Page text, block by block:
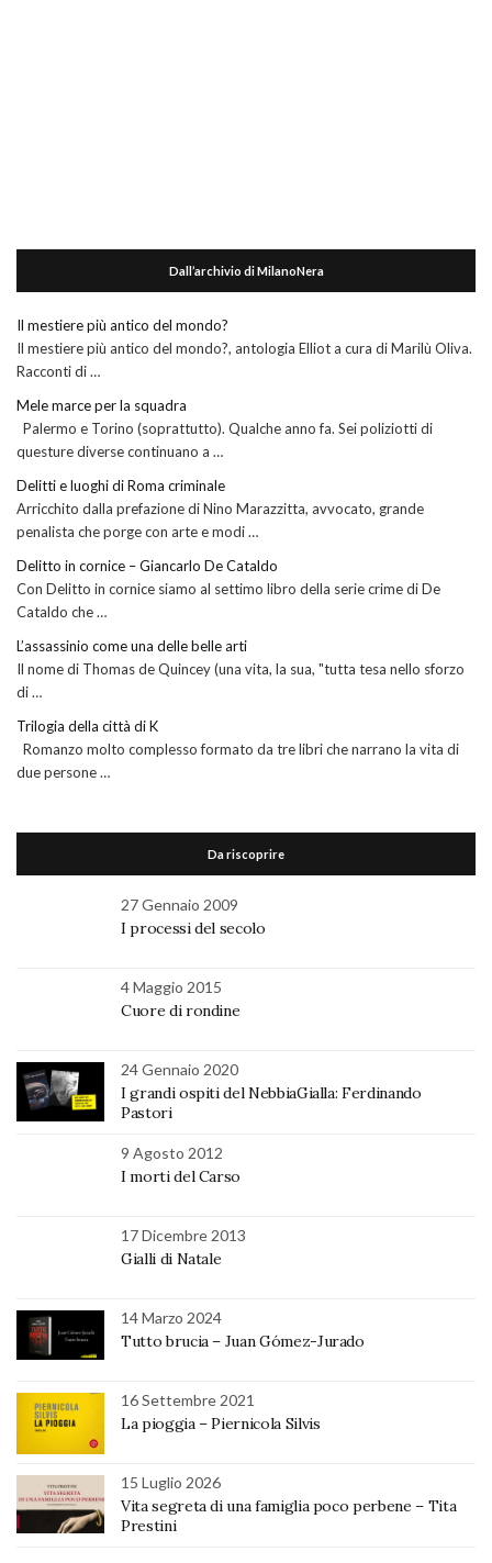
Dall’archivio di MilanoNera
Il mestiere più antico del mondo?
Il mestiere più antico del mondo?, antologia Elliot a cura di Marilù Oliva.
Racconti di …
Mele marce per la squadra
Palermo e Torino (soprattutto). Qualche anno fa. Sei poliziotti di
questure diverse continuano a …
Delitti e luoghi di Roma criminale
Arricchito dalla prefazione di Nino Marazzitta, avvocato, grande
penalista che porge con arte e modi …
Delitto in cornice – Giancarlo De Cataldo
Con Delitto in cornice siamo al settimo libro della serie crime di De
Cataldo che …
L’assassinio come una delle belle arti
Il nome di Thomas de Quincey (una vita, la sua, "tutta tesa nello sforzo
di …
Trilogia della città di K
Romanzo molto complesso formato da tre libri che narrano la vita di
due persone …
Da riscoprire
27 Gennaio 2009
I processi del secolo
4 Maggio 2015
Cuore di rondine
24 Gennaio 2020
I grandi ospiti del NebbiaGialla: Ferdinando
Pastori
9 Agosto 2012
I morti del Carso
17 Dicembre 2013
Gialli di Natale
14 Marzo 2024
Tutto brucia – Juan Gómez-Jurado
16 Settembre 2021
La pioggia – Piernicola Silvis
15 Luglio 2026
Vita segreta di una famiglia poco perbene – Tita
Prestini